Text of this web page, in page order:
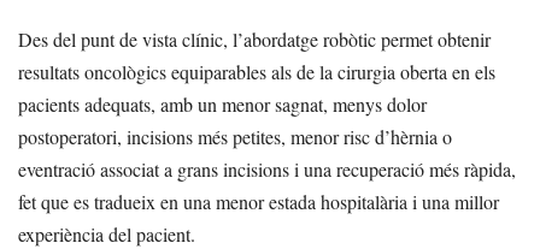
Des del punt de vista clínic, l’abordatge robòtic permet obtenir
resultats oncològics equiparables als de la cirurgia oberta en els
pacients adequats, amb un menor sagnat, menys dolor
postoperatori, incisions més petites, menor risc d’hèrnia o
eventració associat a grans incisions i una recuperació més ràpida,
fet que es tradueix en una menor estada hospitalària i una millor
experiència del pacient.